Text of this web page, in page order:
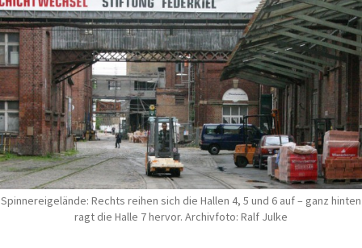
Spinnereigelände: Rechts reihen sich die Hallen 4, 5 und 6 auf – ganz hinten
ragt die Halle 7 hervor. Archivfoto: Ralf Julke